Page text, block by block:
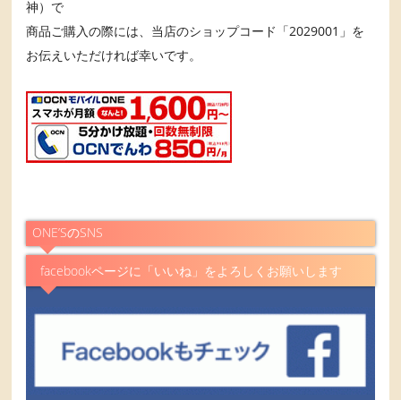
神）で
商品ご購入の際には、当店のショップコード「2029001」を
お伝えいただければ幸いです。
ONE’SのSNS
facebookページに「いいね」をよろしくお願いします